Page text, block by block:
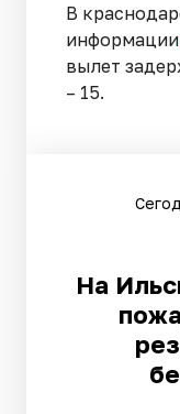
В
информации
вылет
– 15.
На